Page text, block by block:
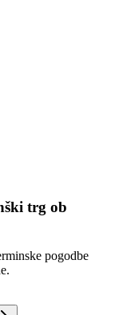
trg ob
pogodbe